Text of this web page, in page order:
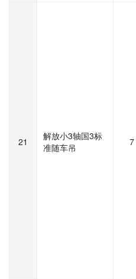
21
解放小3轴国3标
准随车吊
7